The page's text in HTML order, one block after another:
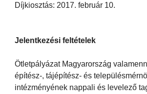
Díjkiosztás: 2017. február 10.
Jelentkezési feltételek
Ötletpályázat Magyarország
építész-, tájépítész- és
intézményének nappali és levelező